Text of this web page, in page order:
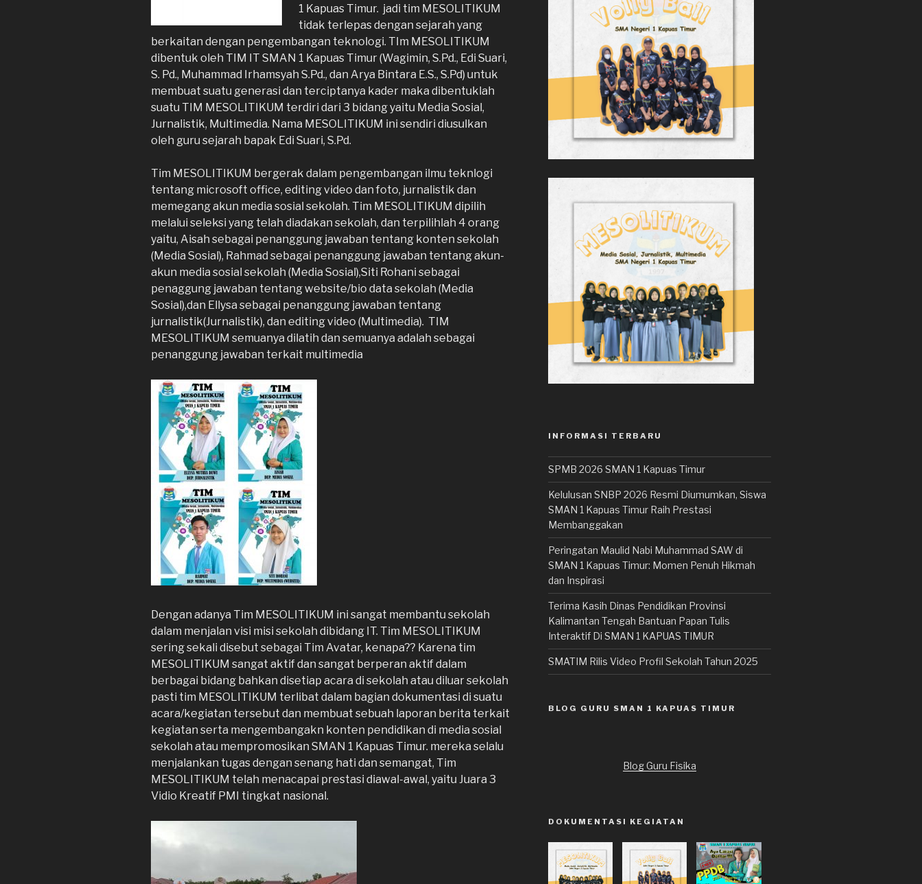
1 Kapuas Timur. jadi tim MESOLITIKUM
tidak terlepas dengan sejarah yang
berkaitan dengan pengembangan teknologi. TIm MESOLITIKUM
dibentuk oleh TIM IT SMAN 1 Kapuas Timur (Wagimin, S.Pd., Edi Suari,
S. Pd., Muhammad Irhamsyah S.Pd., dan Arya Bintara E.S., S.Pd) untuk
membuat suatu generasi dan terciptanya kader maka dibentuklah
suatu TIM MESOLITIKUM terdiri dari 3 bidang yaitu Media Sosial,
Jurnalistik, Multimedia. Nama MESOLITIKUM ini sendiri diusulkan
oleh guru sejarah bapak Edi Suari, S.Pd.
Tim MESOLITIKUM bergerak dalam pengembangan ilmu teknlogi
tentang microsoft office, editing video dan foto, jurnalistik dan
memegang akun media sosial sekolah. Tim MESOLITIKUM dipilih
melalui seleksi yang telah diadakan sekolah, dan terpilihlah 4 orang
yaitu, Aisah sebagai penanggung jawaban tentang konten sekolah
(Media Sosial), Rahmad sebagai penanggung jawaban tentang akun-
akun media sosial sekolah (Media Sosial),Siti Rohani sebagai
penaggung jawaban tentang website/bio data sekolah (Media
Sosial),dan Ellysa sebagai penanggung jawaban tentang
jurnalistik(Jurnalistik), dan editing video (Multimedia). TIM
MESOLITIKUM semuanya dilatih dan semuanya adalah sebagai
penanggung jawaban terkait multimedia
Dengan adanya Tim MESOLITIKUM ini sangat membantu sekolah
dalam menjalan visi misi sekolah dibidang IT. Tim MESOLITIKUM
sering sekali disebut sebagai Tim Avatar, kenapa?? Karena tim
MESOLITIKUM sangat aktif dan sangat berperan aktif dalam
berbagai bidang bahkan disetiap acara di sekolah atau diluar sekolah
pasti tim MESOLITIKUM terlibat dalam bagian dokumentasi di suatu
acara/kegiatan tersebut dan membuat sebuah laporan berita terkait
kegiatan serta mengembangakn konten pendidikan di media sosial
sekolah atau mempromosikan SMAN 1 Kapuas Timur. mereka selalu
menjalankan tugas dengan senang hati dan semangat, Tim
MESOLITIKUM telah menacapai prestasi diawal-awal, yaitu Juara 3
Vidio Kreatif PMI tingkat nasional.
INFORMASI TERBARU
SPMB 2026 SMAN 1 Kapuas Timur
Kelulusan SNBP 2026 Resmi Diumumkan, Siswa
SMAN 1 Kapuas Timur Raih Prestasi
Membanggakan
Peringatan Maulid Nabi Muhammad SAW di
SMAN 1 Kapuas Timur: Momen Penuh Hikmah
dan Inspirasi
Terima Kasih Dinas Pendidikan Provinsi
Kalimantan Tengah Bantuan Papan Tulis
Interaktif Di SMAN 1 KAPUAS TIMUR
SMATIM Rilis Video Profil Sekolah Tahun 2025
BLOG GURU SMAN 1 KAPUAS TIMUR
Blog Guru Fisika
DOKUMENTASI KEGIATAN